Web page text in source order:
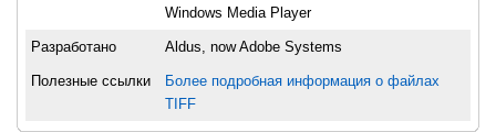
Windows Media Player
Разработано Aldus, now Adobe Systems
Полезные ссылки
Более подробная информация о файлах
TIFF